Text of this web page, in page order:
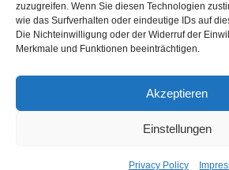
zuzugreifen. Wenn Sie diesen Technologien
wie das Surfverhalten oder eindeutige IDs auf
Die Nichteinwilligung oder der Widerruf der
Merkmale und Funktionen beeinträchtigen.
Akzeptieren
Einstellungen
Privacy Policy
Konto: 60-742493-7
IBAN: CH31 0900 0000 6074 2493 7
BIC: POFICHBEXXX
Contact